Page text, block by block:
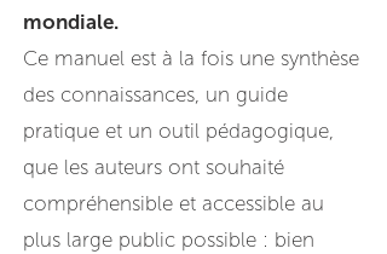
mondiale.
Ce manuel est à la fois une synthèse
des connaissances, un guide
pratique et un outil pédagogique,
que les auteurs ont souhaité
compréhensible et accessible au
plus large public possible : bien